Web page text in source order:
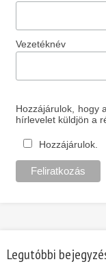
Vezetéknév
Hozzájárulok, hogy
hírlevelet küldjön a
Hozzájárulok.
Legutóbbi